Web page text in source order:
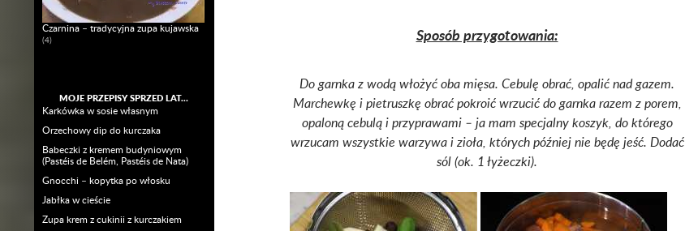
Sposób przygotowania:
Do garnka z wodą włożyć oba mięsa. Cebulę obrać, opalić nad gazem.
Marchewkę i pietruszkę obrać pokroić wrzucić do garnka razem z porem,
opaloną cebulą i przyprawami – ja mam specjalny koszyk, do którego
wrzucam wszystkie warzywa i zioła, których później nie będę jeść. Dodać
sól (ok. 1 łyżeczki).
Czarnina – tradycyjna zupa kujawska
(4)
MOJE PRZEPISY SPRZED LAT…
Karkówka w sosie własnym
Orzechowy dip do kurczaka
Babeczki z kremem budyniowym
(Pastéis de Belém, Pastéis de Nata)
Gnocchi – kopytka po włosku
Jabłka w cieście
Zupa krem z cukinii z kurczakiem